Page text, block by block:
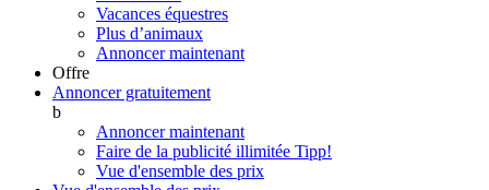
Vacances équestres
Plus d’animaux
Annoncer maintenant
Offre
Annoncer gratuitement
b
Annoncer maintenant
Faire de la publicité illimitée Tipp!
Vue d'ensemble des prix